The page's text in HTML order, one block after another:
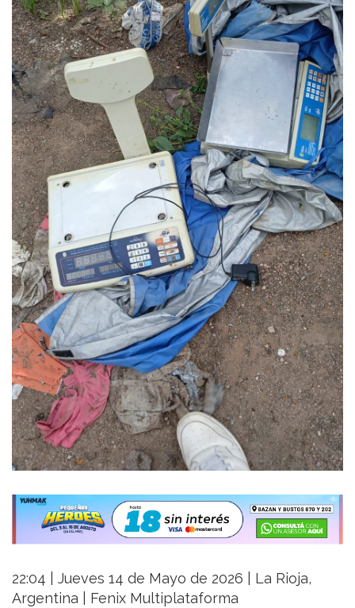
22:04 | Jueves 14 de Mayo de 2026 | La Rioja,
Argentina | Fenix Multiplataforma